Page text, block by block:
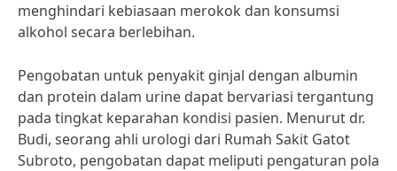
menghindari kebiasaan merokok dan konsumsi
alkohol secara berlebihan.
Pengobatan untuk penyakit ginjal dengan albumin
dan protein dalam urine dapat bervariasi tergantung
pada tingkat keparahan kondisi pasien. Menurut dr.
Budi, seorang ahli urologi dari Rumah Sakit Gatot
Subroto, pengobatan dapat meliputi pengaturan pola